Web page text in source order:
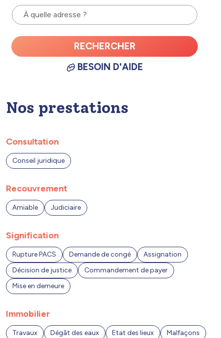
À quelle adresse ?
RECHERCHER
BESOIN D'AIDE
Nos prestations
Consultation
Conseil juridique
Recouvrement
Amiable Judiciaire
Signification
Rupture PACS Demande de congé
Assignation
Décision de justice
Commandement de payer
Mise en demeure
Immobilier
Travaux Dégât des eaux Etat des lieux
Malfaçons